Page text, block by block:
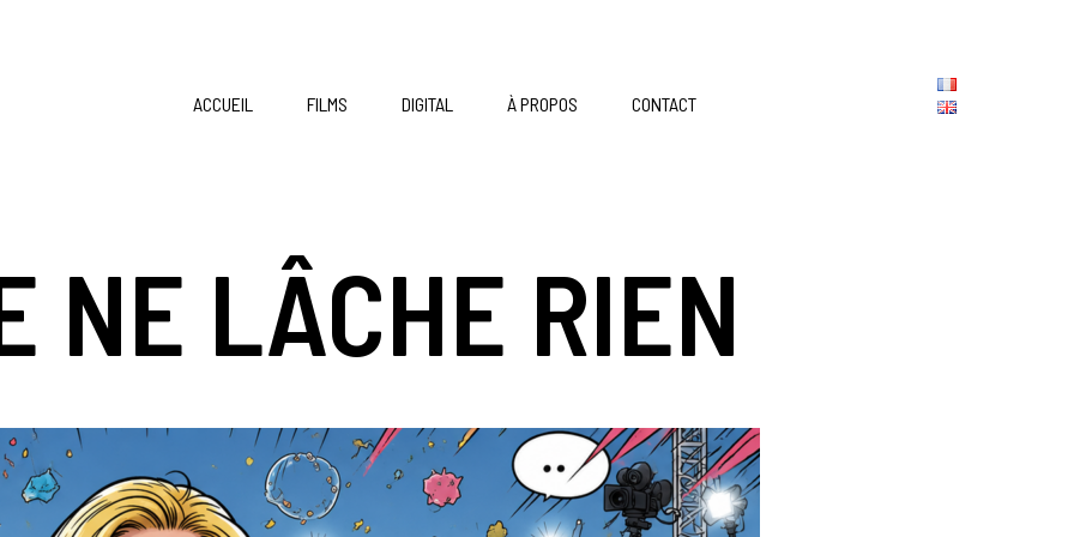
ACCUEIL FILMS DIGITAL À PROPOS CONTACT
NE LÂCHE RIEN